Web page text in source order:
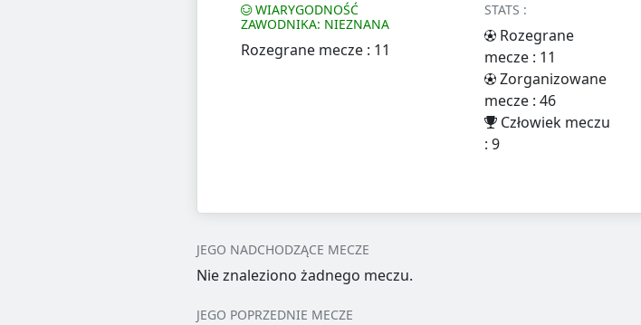
WIARYGODNOŚĆ
ZAWODNIKA: NIEZNANA
Rozegrane mecze : 11
STATS :
Rozegrane
mecze : 11
Zorganizowane
mecze : 46
Człowiek meczu
: 9
JEGO NADCHODZĄCE MECZE
Nie znaleziono żadnego meczu.
JEGO POPRZEDNIE MECZE